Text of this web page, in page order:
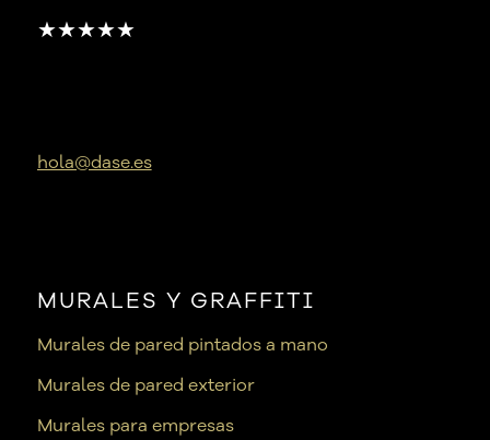
★★★★★
hola@dase.es
MURALES Y GRAFFITI
Murales de pared pintados a mano
Murales de pared exterior
Murales para empresas